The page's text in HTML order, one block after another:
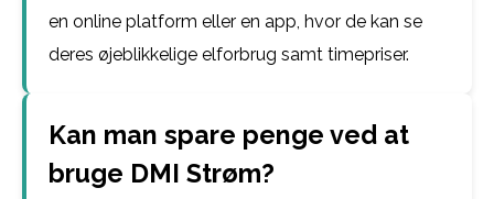
en online platform eller en app, hvor de kan se
deres øjeblikkelige elforbrug samt timepriser.
Kan man spare penge ved at
bruge DMI Strøm?